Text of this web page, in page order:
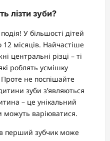
лізти зуби?
У більшості дітей
12 місяців. Найчастіше
центральні різці – ті
роблять усмішку
не поспішайте
зуби з’являються
– це унікальний
можуть варіюватися.
перший зубчик може